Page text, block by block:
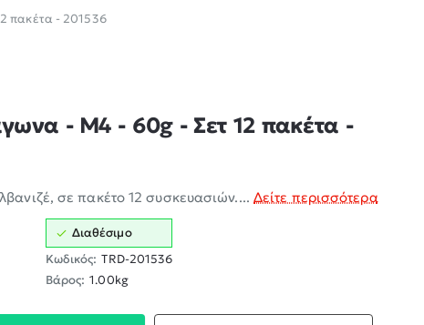
πακέτα - 201536
- M4 - 60g - Σετ 12 πακέτα -
σε πακέτο 12 συσκευασιών.... Δείτε περισσότερα
Διαθέσιμο
Κωδικός: TRD-201536
Βάρος: 1.00kg